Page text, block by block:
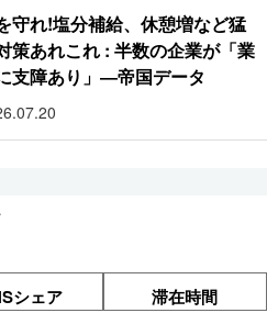
守れ!塩分補給、休憩増など猛
策あれこれ : 半数の企業が「業
支障あり」―帝国データ
シェア 滞在時間